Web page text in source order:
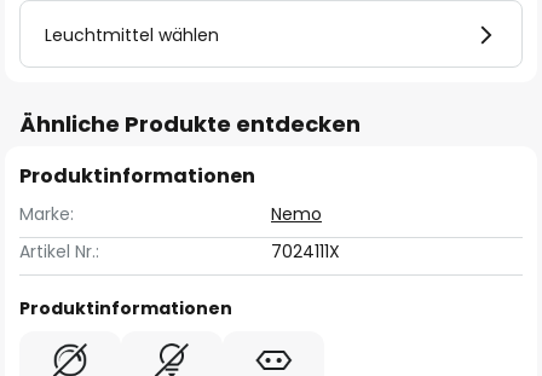
Leuchtmittel wählen
Ähnliche Produkte entdecken
Produktinformationen
Marke:
Nemo
Artikel Nr.:
7024111X
Produktinformationen